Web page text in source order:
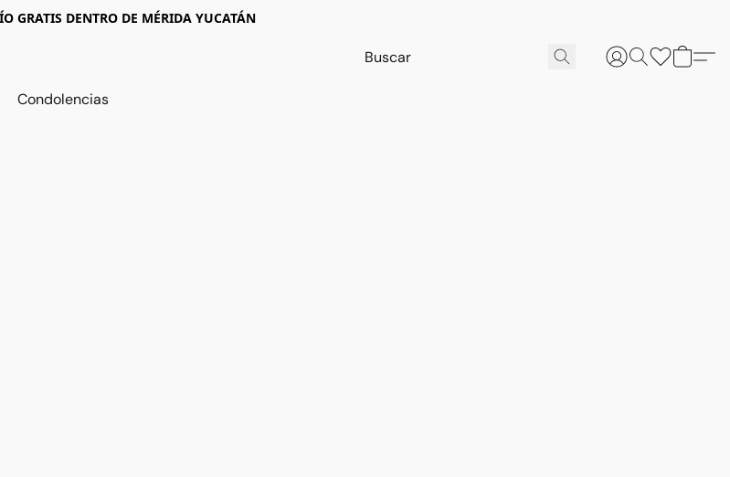
GRATIS DENTRO DE MÉRIDA YUCATÁN
Condolencias